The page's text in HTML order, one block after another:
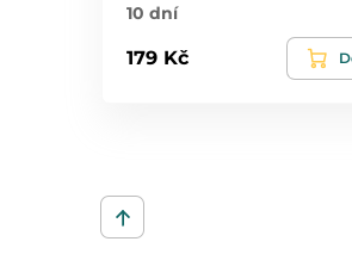
10 dní
179 Kč